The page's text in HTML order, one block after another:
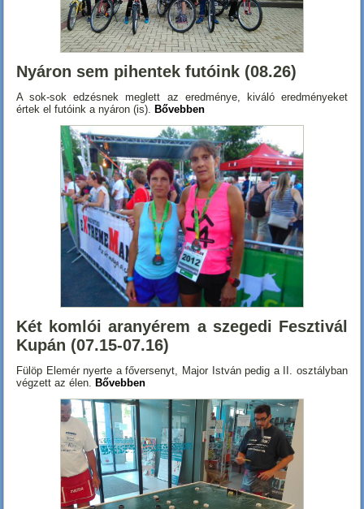
Nyáron sem pihentek futóink (08.26)
A sok-sok edzésnek meglett az eredménye, kiváló eredményeket
értek el futóink a nyáron (is).Bővebben
Két komlói aranyérem a szegedi Fesztivál
Kupán (07.15-07.16)
Fülöp Elemér nyerte a főversenyt, Major István pedig a II. osztályban
végzett az élen. Bővebben